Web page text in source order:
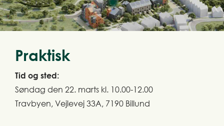
Praktisk
Tid og sted:
Søndag den 22. marts kl. 10.00-12.00
Travbyen, Vejlevej 33A, 7190 Billund